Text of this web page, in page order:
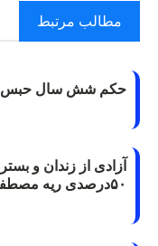
مطالب مرتبط
حکم شش سال حبس
آزادی از زندان و
۵۰درصدی ریه مصطفی دانشجو